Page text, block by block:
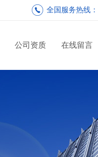
全国服务热线：
公司资质 在线留言